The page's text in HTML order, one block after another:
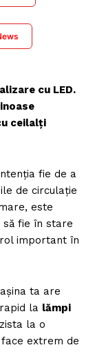
cu LED.
ceilalți
fie de a
de circulație
este
să fie în stare
important în
ta are
la lămpi
la o
extrem de